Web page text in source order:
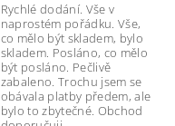
Rychlé dodání. Vše v
naprostém pořádku. Vše,
co mělo být skladem, bylo
skladem. Posláno, co mělo
být posláno. Pečlivě
zabaleno. Trochu jsem se
obávala platby předem, ale
bylo to zbytečné. Obchod